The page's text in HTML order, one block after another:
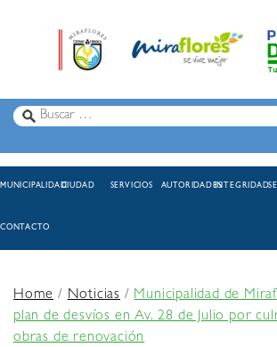
MUNICIPALIDADCIUDAD SERVICIOS AUTORIDADESINTEGRIDAD
CONTACTO
Home/Noticias /Municipalidad de
plan de desvíos en Av. 28 de Julio por
obras de renovación